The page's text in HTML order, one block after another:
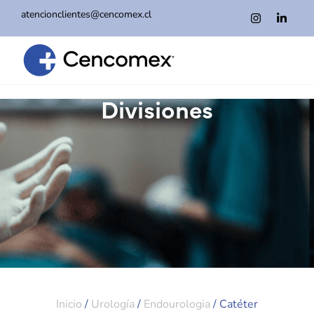
atencionclientes@cencomex.cl
Divisiones
Inicio / Urología / Endourologia / Catéter